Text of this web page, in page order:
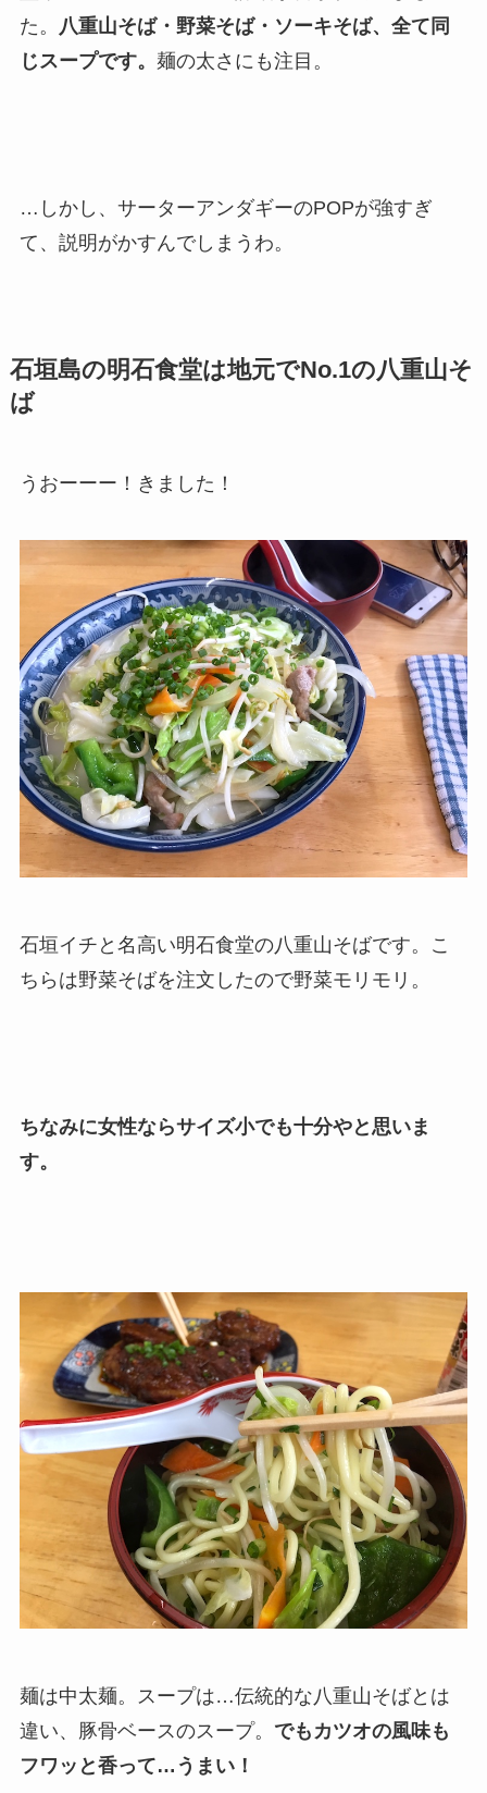
た。
八重山そば・野菜そば・ソーキそば、全て同
じスープです。 麺の太さにも注目。
…しかし、サーターアンダギーのPOPが強すぎ
て、説明がかすんでしまうわ。
石垣島の明石食堂は地元でNo.1の八重山そ
ば
うおーーー！きました！
石垣イチと名高い明石食堂の八重山そばです。こ
ちらは野菜そばを注文したので野菜モリモリ。
ちなみに女性ならサイズ小でも十分やと思いま
す。
麺は中太麺。スープは…伝統的な八重山そばとは
違い、豚骨ベースのスープ。 でもカツオの風味も
フワッと香って…うまい！